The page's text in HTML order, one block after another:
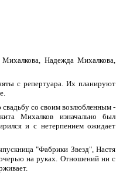
Надежда Михалкова,
с репертуара. Их планируют
со своим возлюбленным -
Михалков изначально был
и с нетерпением ожидает
"Фабрики Звезд", Настя
на руках. Отношений ни с